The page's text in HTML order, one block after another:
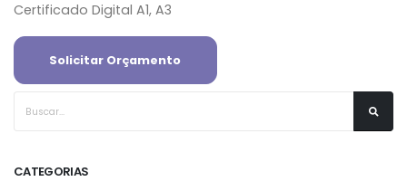
Certificado Digital A1, A3
Solicitar Orçamento
CATEGORIAS